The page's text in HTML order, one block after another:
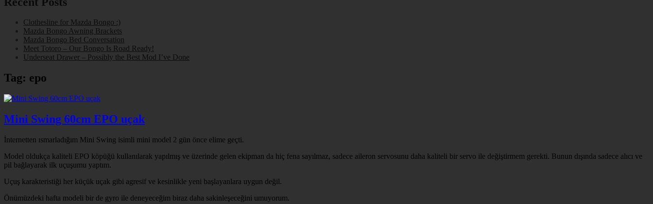
Clothesline for Mazda Bongo :)
Mazda Bongo Awning Brackets
Mazda Bongo Bed Conversation
Meet Totoro – Our Bongo Is Road Ready!
Underseat Drawer – Possibly the Best Mod I’ve Done
Tag: epo
Mini Swing 60cm EPO uçak
İnternetten ısmarladığım Mini Swing isimli mini model 2 gün önce elime geçti.
Model oldukça kaliteli EPO köpüğü kullanılarak yapılmış ve üzerinde gelen ekipman da hiç fena sayılmaz, sadece aileron servosunu daha kaliteli bir servo ile değiştirmem gerekti. Bunun dışında sadece alıcı ve
pil bağlayarak ilk uçuşumu yaptım.
Uçuş karakteristiği her küçük uçak gibi agresif ve kesinlikle yeni başlayanlara uygun değil.
Önümüzdeki hafta modeli bir de gyro ile deneyeceğim biraz daha sakinleşeceğini umuyorum.